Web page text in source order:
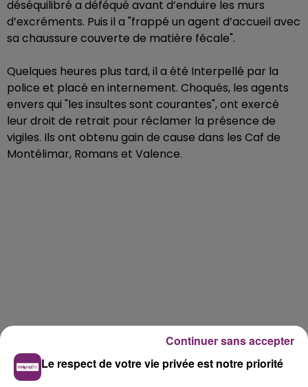
déséquilibré a déféqué avant d’enduire les murs
d’excréments. Puis il a "frappé un agent d’accueil avec
sa chaussure couverte de matière fécale".
Quelques heures plus tard, il a été Interpellé par la
police et placé en internement. Choqués, les agents
envers qui "les insultes sont courantes", ont exercé
leur droit de retrait pour réclamer la présence de
vigiles. Ils ont obtenu gain de cause dans les Caf de
Montélimar, Romans et Valence.
Le respect de votre vie privée est notre priorité
Continuer sans accepter